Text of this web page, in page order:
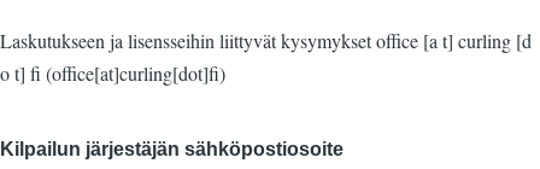
Laskutukseen ja lisensseihin liittyvät kysymyksetoffice [a t] curling [d
o t] fi (office[at]curling[dot]fi)
Kilpailun järjestäjän sähköpostiosoite